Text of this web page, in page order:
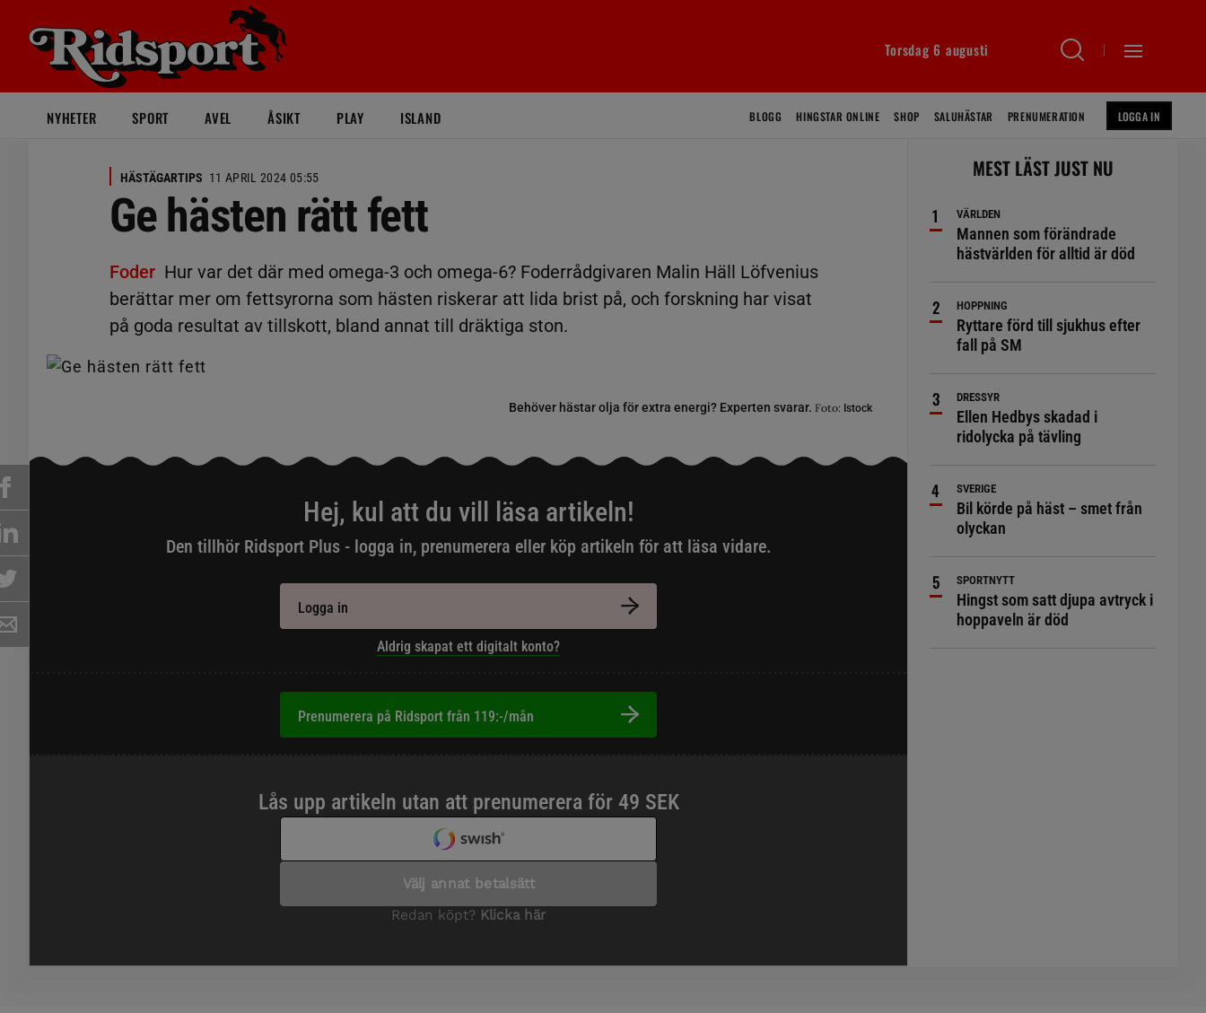
Torsdag 6 augusti
NYHETER SPORT AVEL ÅSIKT PLAY ISLAND BLOGG HINGSTAR ONLINE SHOP SALUHÄSTAR PRENUMERATION LOGGA IN
HÄSTÄGARTIPS 11 APRIL 2024 05:55
Ge hästen rätt fett
Foder Hur var det där med omega-3 och omega-6? Foderrådgivaren Malin Häll Löfvenius
berättar mer om fettsyrorna som hästen riskerar att lida brist på, och forskning har visat
på goda resultat av tillskott, bland annat till dräktiga ston.
Behöver hästar olja för extra energi? Experten svarar. Foto: Istock
Hej, kul att du vill läsa artikeln!
Den tillhör Ridsport Plus - logga in, prenumerera eller köp artikeln för att läsa vidare.
Logga in
Aldrig skapat ett digitalt konto?
Prenumerera på Ridsport från 119:-/mån
MEST LÄST JUST NU
VÄRLDEN
Mannen som förändrade
hästvärlden för alltid är död
HOPPNING
Ryttare förd till sjukhus efter
fall på SM
DRESSYR
Ellen Hedbys skadad i
ridolycka på tävling
SVERIGE
Bil körde på häst – smet från
olyckan
SPORTNYTT
Hingst som satt djupa avtryck i
hoppaveln är död